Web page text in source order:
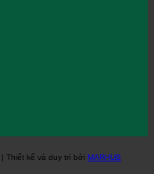
Thiết kế và duy trì bởi MARHUB